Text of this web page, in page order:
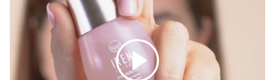
播放